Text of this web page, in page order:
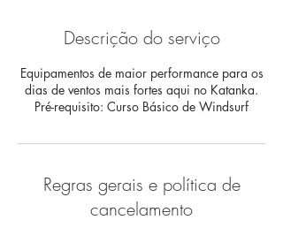
Descrição do serviço
Equipamentos de maior performance para os
dias de ventos mais fortes aqui no Katanka.
Pré-requisito: Curso Básico de Windsurf
Regras gerais e política de
cancelamento